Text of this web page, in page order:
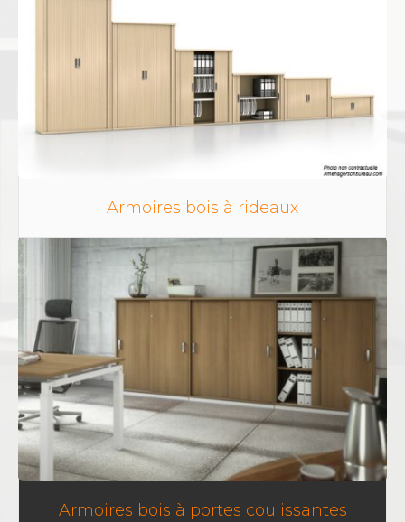
Armoires bois à rideaux
Armoires bois à portes coulissantes